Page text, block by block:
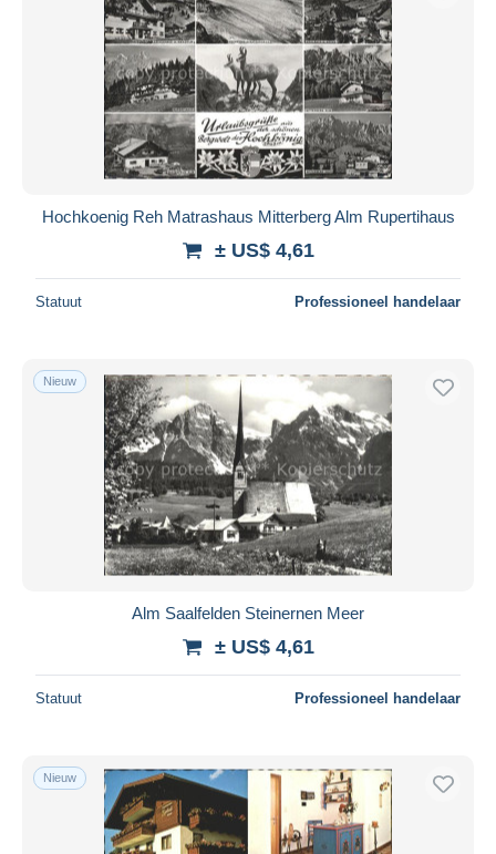
Hochkoenig Reh Matrashaus Mitterberg Alm Rupertihaus
± US$ 4,61
Statuut Professioneel handelaar
Nieuw
Alm Saalfelden Steinernen Meer
± US$ 4,61
Statuut Professioneel handelaar
Nieuw